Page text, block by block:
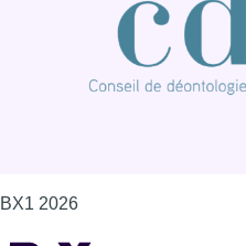
BX1 2026